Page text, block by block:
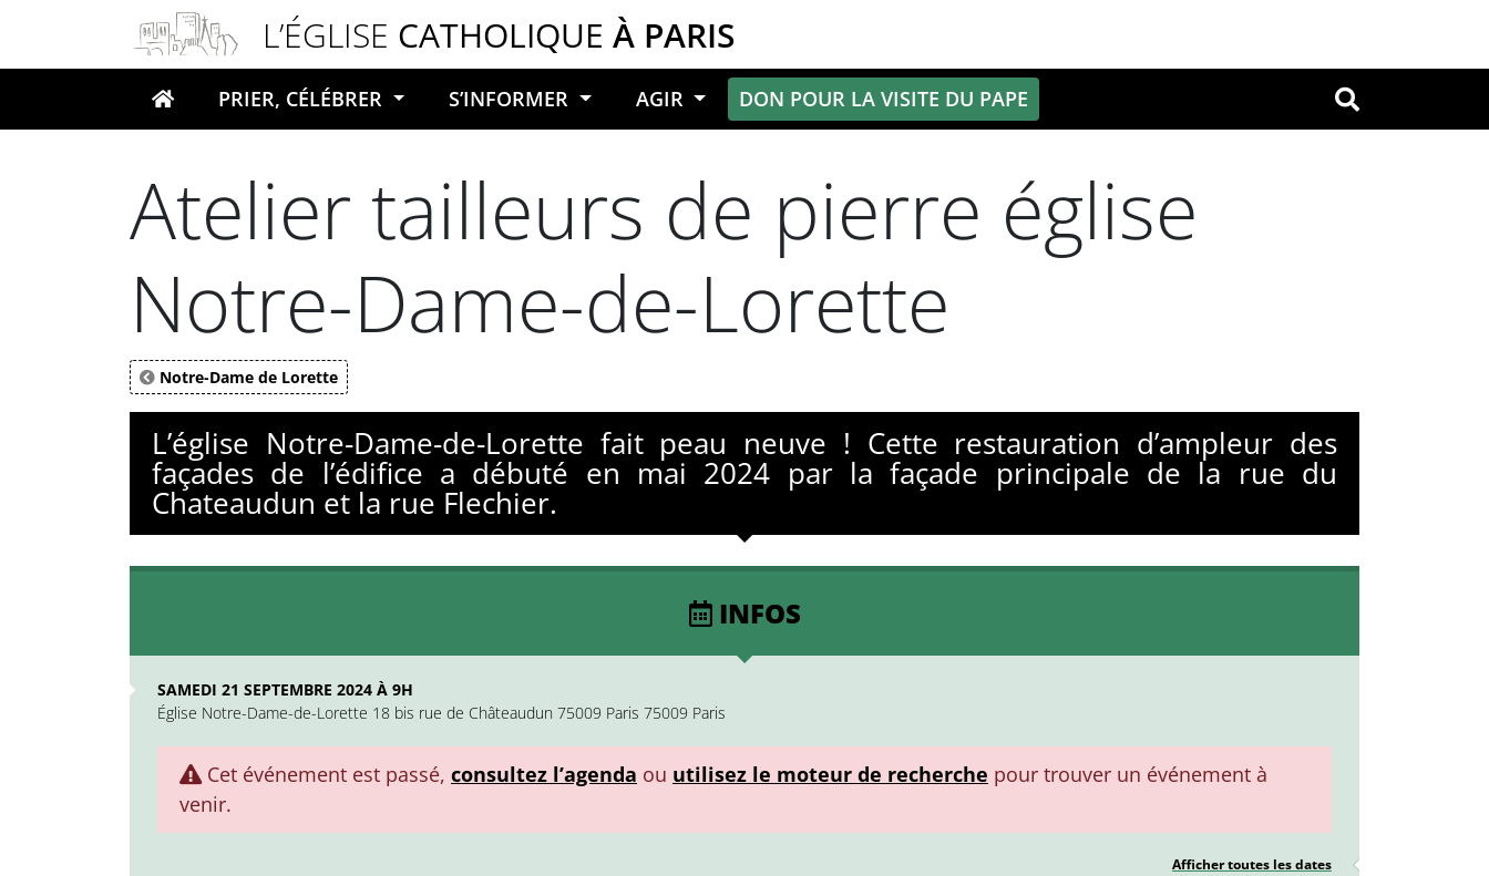
L’ÉGLISE CATHOLIQUE À PARIS
Votre recherche OK
PRIER, CÉLÉBRER S’INFORMER AGIR DON POUR LA VISITE DU PAPE
Atelier tailleurs de pierre église
Notre-Dame-de-Lorette
Notre-Dame de Lorette
L’église Notre-Dame-de-Lorette fait peau neuve ! Cette restauration d’ampleur des
façades de l’édifice a débuté en mai 2024 par la façade principale de la rue du
Chateaudun et la rue Flechier.
INFOS
SAMEDI 21 SEPTEMBRE 2024 À 9H
Église Notre-Dame-de-Lorette 18 bis rue de Châteaudun 75009 Paris 75009 Paris
Cet événement est passé, consultez l’agenda ou utilisez le moteur de recherche pour trouver un événement à
venir.
Afficher toutes les dates
Panneau de gestion des cookies